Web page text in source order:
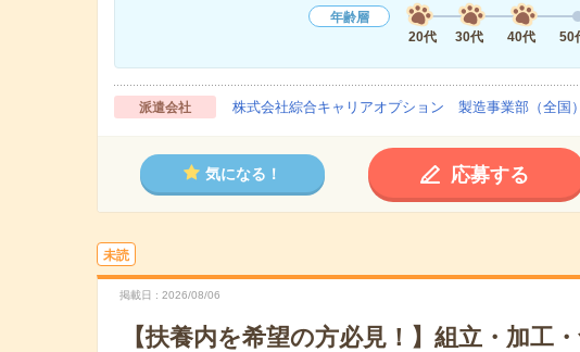
年齢層
20代
30代 40代 50
派遣会社 株式会社綜合キャリアオプション 製造事業部（全国）
気になる！ 応募する
未読
掲載日 2026/08/06
【扶養内を希望の方必見！】組立・加工